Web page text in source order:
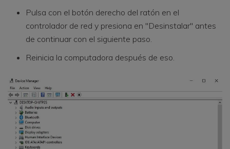
Pulsa con el botón derecho del ratón en el
controlador de red y presiona en "Desinstalar" antes
de continuar con el siguiente paso.
Reinicia la computadora después de eso.